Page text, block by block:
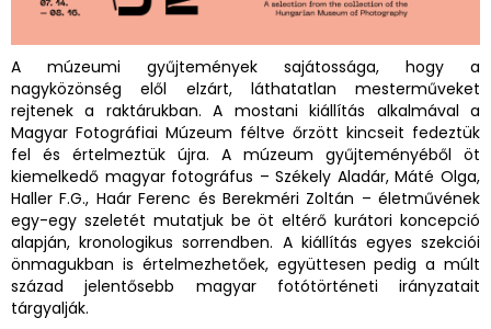
A múzeumi gyűjtemények sajátossága, hogy a
nagyközönség elől elzárt, láthatatlan mesterműveket
rejtenek a raktárukban. A mostani kiállítás alkalmával a
Magyar Fotográfiai Múzeum féltve őrzött kincseit fedeztük
fel és értelmeztük újra. A múzeum gyűjteményéből öt
kiemelkedő magyar fotográfus – Székely Aladár, Máté Olga,
Haller F.G., Haár Ferenc és Berekméri Zoltán – életművének
egy-egy szeletét mutatjuk be öt eltérő kurátori koncepció
alapján, kronologikus sorrendben. A kiállítás egyes szekciói
önmagukban is értelmezhetőek, együttesen pedig a múlt
század jelentősebb magyar fotótörténeti irányzatait
tárgyalják.